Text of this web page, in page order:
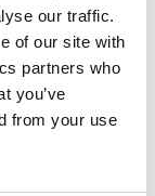
our traffic.
of our site with
partners who
you’ve
from your use